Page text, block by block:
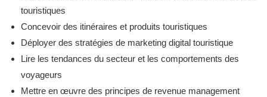
touristiques
Concevoir des itinéraires et produits touristiques
Déployer des stratégies de marketing digital touristique
Lire les tendances du secteur et les comportements des
voyageurs
Mettre en œuvre des principes de revenue management